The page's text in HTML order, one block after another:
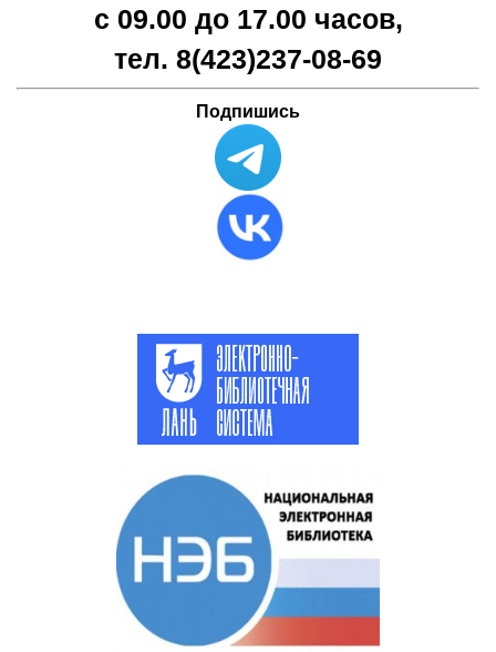
с 09.00 до 17.00 часов,
тел. 8(423)237-08-69
Подпишись